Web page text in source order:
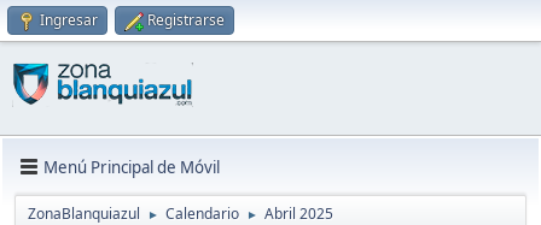
Ingresar Registrarse
Menú Principal de Móvil
ZonaBlanquiazul ► Calendario ► Abril 2025